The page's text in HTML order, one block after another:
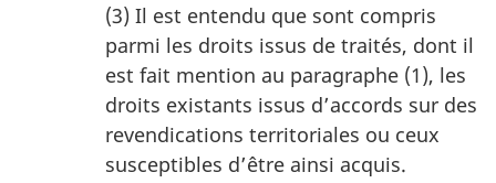
(3) Il est entendu que sont compris
parmi les droits issus de traités, dont il
est fait mention au paragraphe (1), les
droits existants issus d’accords sur des
revendications territoriales ou ceux
susceptibles d’être ainsi acquis.